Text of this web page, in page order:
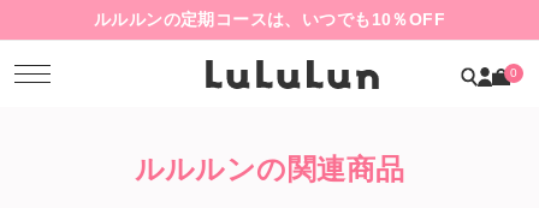
ルルルンの定期コースは、いつでも10％OFF
0
ルルルンの関連商品